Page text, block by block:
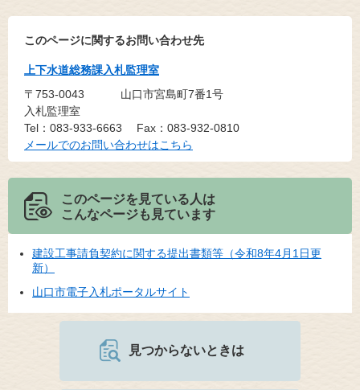
このページに関するお問い合わせ先
上下水道総務課入札監理室
〒753-0043
山口市宮島町7番1号
入札監理室
Tel：083-933-6663
Fax：083-932-0810
メールでのお問い合わせはこちら
このページを見ている人は
こんなページも見ています
建設工事請負契約に関する提出書類等（令和8年4月1日更
新）
山口市電子入札ポータルサイト
見つからないときは